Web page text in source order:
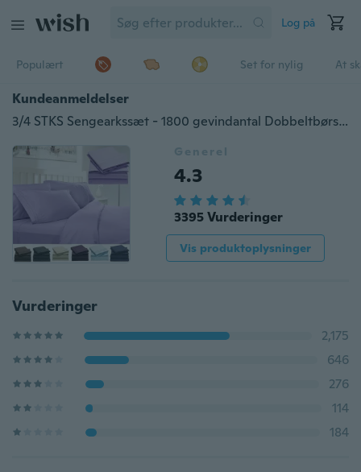
Log på
Populært Set for nylig At
Kundeanmeldelser
3/4 STKS Sengearkssæt - 1800 gevindantal Dobbeltbørstet mikrofiber-sengetøjssæt - 18 "dyb lomme Rynke og falme modstandsdygtigt
Generel
4.3
3395 Vurderinger
Vis produktoplysninger
Vurderinger
2,175
646
276
114
184